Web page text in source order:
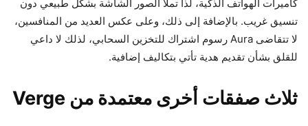
كاميرات الهواتف الذكية، لذا تملأ الصور الشاشة بشكل طبيعي دون
تنسيق غريب. بالإضافة إلى ذلك، وعلى عكس العديد من المنافسين،
لا تتقاضى Aura رسوم اشتراك للتخزين السحابي، لذلك لا داعي
للقلق بشأن تقديم هدية تأتي بتكاليف إضافية.
ثلاث صفقات أخرى معتمدة من Verge